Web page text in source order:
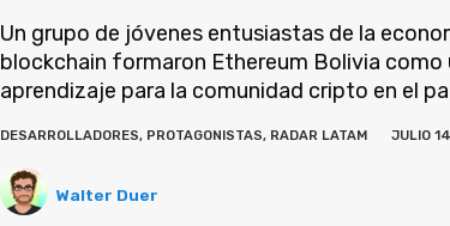
Un grupo de jóvenes entusiastas de la
blockchain formaron Ethereum Bolivia
aprendizaje para la comunidad cripto en el
DESARROLLADORES, PROTAGONISTAS, RADAR LATAM JULIO
Walter Duer